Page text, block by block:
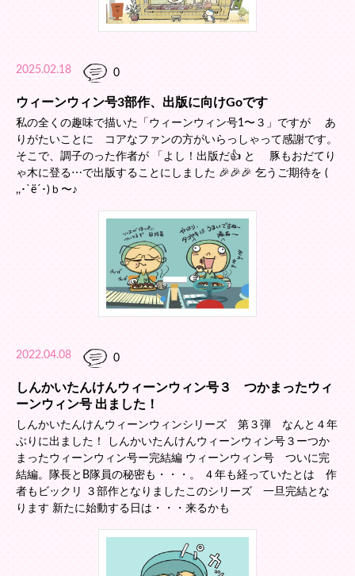
2025.02.18 0
ウィーンウィン号3部作、出版に向けGoです
私の全くの趣味で描いた「ウィーンウィン号1〜３」ですが あ
りがたいことに コアなファンの方がいらっしゃって感謝です。
そこで、調子のった作者が 「よし！出版だ👍 と 豚もおだてり
ゃ木に登る⋯で出版することにしました 🎉🎉🎉 乞うご期待を (
,,･`ё´･)ｂ〜♪
2022.04.08 0
しんかいたんけんウィーンウィン号３ つかまったウィ
ーンウィン号 出ました！
しんかいたんけんウィーンウィンシリーズ 第３弾 なんと４年
ぶりに出ました！ しんかいたんけんウィーンウィン号３ーつか
まったウィーンウィン号ー完結編 ウィーンウィン号 ついに完
結編。隊長とB隊員の秘密も・・・。 ４年も経っていたとは 作
者もビックリ ３部作となりましたこのシリーズ 一旦完結とな
ります 新たに始動する日は・・・来るかも